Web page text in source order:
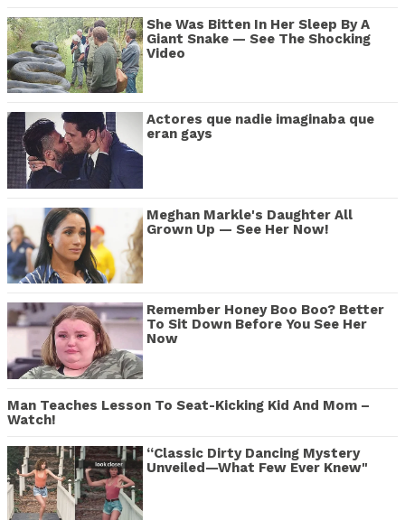
She Was Bitten In Her Sleep By A
Giant Snake — See The Shocking
Video
Actores que nadie imaginaba que
eran gays
Meghan Markle's Daughter All
Grown Up — See Her Now!
Remember Honey Boo Boo? Better
To Sit Down Before You See Her
Now
Man Teaches Lesson To Seat-Kicking Kid And Mom –
Watch!
“Classic Dirty Dancing Mystery
Unveiled—What Few Ever Knew"